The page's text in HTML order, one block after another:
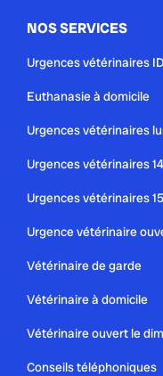
publié le
NOS SERVICES
Urgences vétérinaires
Euthanasie à domicile
Urgences vétérinaires
Urgences vétérinaires
Urgences vétérinaires
Urgence vétérinaire
Vétérinaire de garde
Vétérinaire à domicile
Vétérinaire ouvert le
Conseils téléphoniques